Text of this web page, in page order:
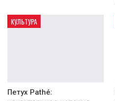
КУЛЬТУРА
Петух Pathé: